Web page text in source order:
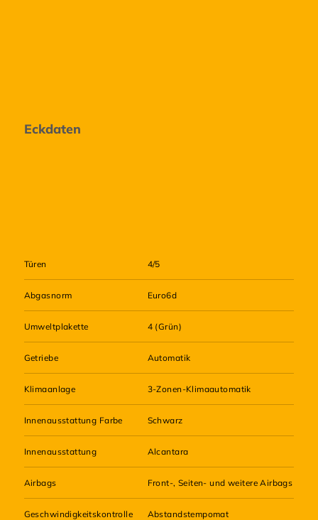
Eckdaten
Türen 4/5
Abgasnorm Euro6d
Umweltplakette 4 (Grün)
Getriebe Automatik
Klimaanlage 3-Zonen-Klimaautomatik
Innenausstattung Farbe Schwarz
Innenausstattung Alcantara
Airbags Front-, Seiten- und weitere Airbags
Geschwindigkeitskontrolle Abstandstempomat